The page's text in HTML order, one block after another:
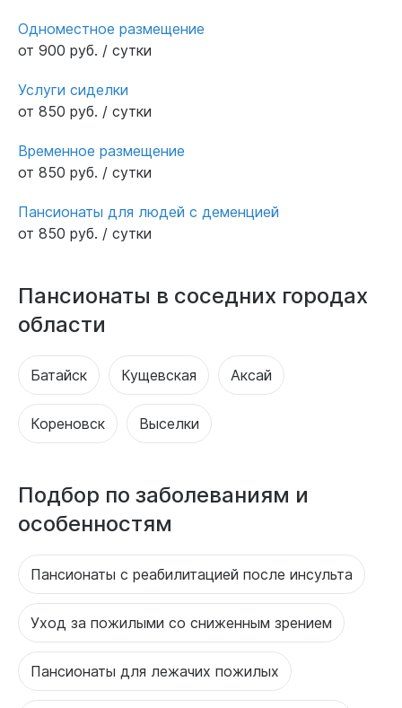
Одноместное размещение
от 900 руб. / сутки
Услуги сиделки
от 850 руб. / сутки
Временное размещение
от 850 руб. / сутки
Пансионаты для людей с деменцией
от 850 руб. / сутки
Пансионаты в соседних городах
области
Батайск Кущевская Аксай
Кореновск Выселки
Подбор по заболеваниям и
особенностям
Пансионаты с реабилитацией после инсульта
Уход за пожилыми со сниженным зрением
Пансионаты для лежачих пожилых